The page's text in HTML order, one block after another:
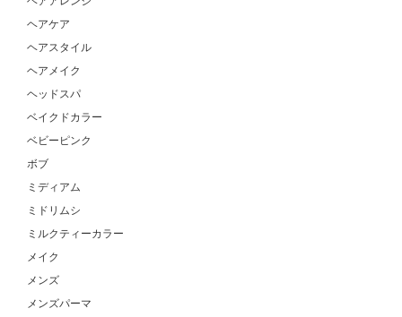
ヘアケア
ヘアスタイル
ヘアメイク
ヘッドスパ
ベイクドカラー
ベビーピンク
ボブ
ミディアム
ミドリムシ
ミルクティーカラー
メイク
メンズ
メンズパーマ